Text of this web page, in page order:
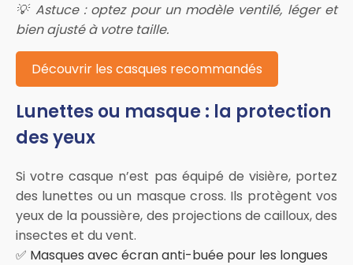
💡 Astuce : optez pour un modèle ventilé, léger et
bien ajusté à votre taille.
Découvrir les casques recommandés
Lunettes ou masque : la protection
des yeux
Si votre casque n’est pas équipé de visière, portez
des lunettes ou un masque cross. Ils protègent vos
yeux de la poussière, des projections de cailloux, des
insectes et du vent.
✅ Masques avec écran anti-buée pour les longues